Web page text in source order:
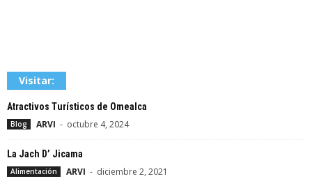
Visitar:
Atractivos Turísticos de Omealca
Blog ARVI - octubre 4, 2024
La Jach D’ Jicama
Alimentación ARVI - diciembre 2, 2021